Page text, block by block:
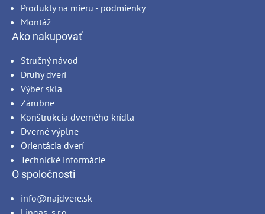
Produkty na mieru - podmienky
Montáž
Ako nakupovať
Stručný návod
Druhy dverí
Výber skla
Zárubne
Konštrukcia dverného krídla
Dverné výplne
Orientácia dverí
Technické informácie
O spoločnosti
info@najdvere.sk